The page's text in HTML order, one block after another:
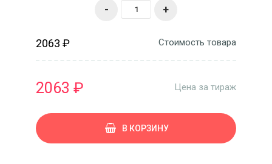
- +
2063 ₽ Стоимость товара
2063 ₽ Цена за тираж
В КОРЗИНУ